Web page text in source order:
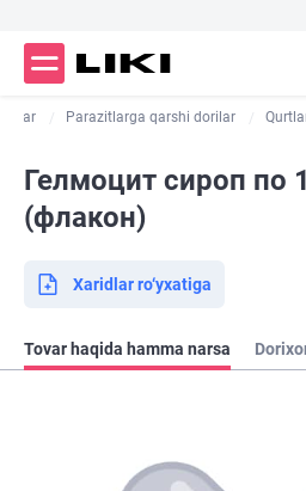
Parazitlarga qarshi dorilar
Гелмоцит сироп по
(флакон)
Xaridlar ro‘yxatiga
Tovar haqida hamma narsa